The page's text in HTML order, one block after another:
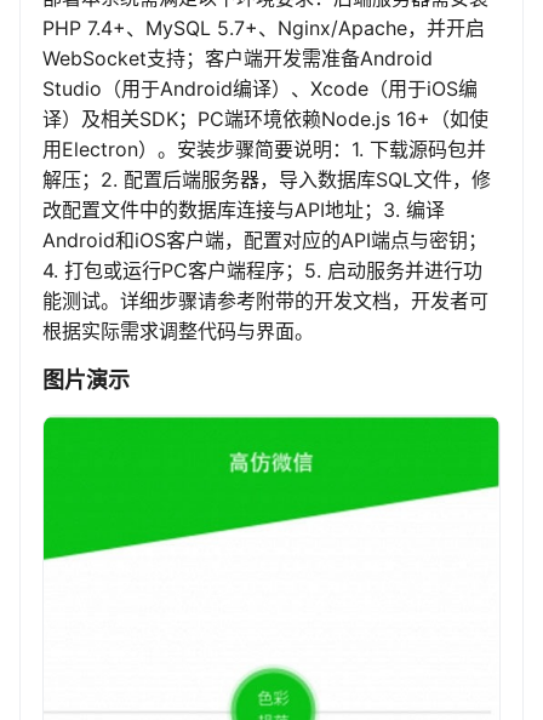
PHP 7.4+、MySQL 5.7+、Nginx/Apache，并开启
WebSocket支持；客户端开发需准备Android
Studio（用于Android编译）、Xcode（用于iOS编
译）及相关SDK；PC端环境依赖Node.js 16+（如使
用Electron）。安装步骤简要说明：1. 下载源码包并
解压；2. 配置后端服务器，导入数据库SQL文件，修
改配置文件中的数据库连接与API地址；3. 编译
Android和iOS客户端，配置对应的API端点与密钥；
4. 打包或运行PC客户端程序；5. 启动服务并进行功
能测试。详细步骤请参考附带的开发文档，开发者可
根据实际需求调整代码与界面。
图片演示